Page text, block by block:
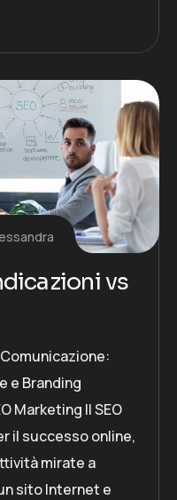
vs
e Branding
Marketing Il SEO
il successo online,
mirate a
sito Internet e